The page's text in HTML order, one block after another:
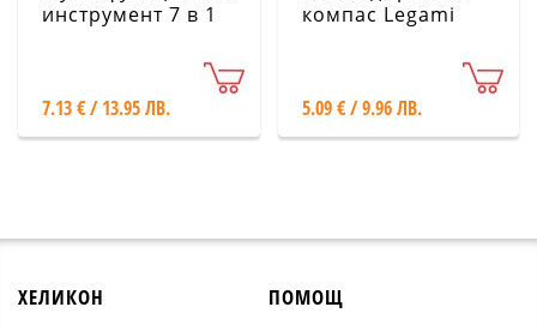
инструмент 7 в 1
7.13 € / 13.95 ЛВ.
компас Legami
5.09 € / 9.96 ЛВ.
ХЕЛИКОН ПОМОЩ